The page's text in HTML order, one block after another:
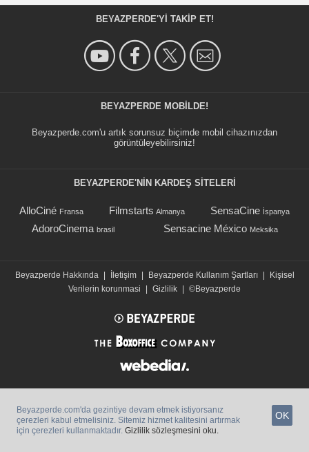
BEYAZPERDE'YI TAKIP ET!
BEYAZPERDE MOBILDE!
Beyazperde.com'u artık sorunsuz biçimde mobil cihazınızdan
görüntüleyebilirsiniz!
BEYAZPERDE'NIN KARDEŞ SİTELERİ
AlloCiné Fransa Filmstarts Almanya SensaCine İspanya
AdoroCinema brasil Sensacine México Meksika
Beyazperde Hakkında | İletişim | Beyazperde Kullanım Şartları |
Kişisel
Verilerin korunmasi
| Gizlilik | ©Beyazperde
Beyazperde.com'da gezintiye devam etmek istiyorsanız
çerezleri kabul etmelisiniz. Sitemiz hizmet kalitesini artırmak
için çerezleri kullanmaktadır. Gizlilik sözleşmesini oku.
OK